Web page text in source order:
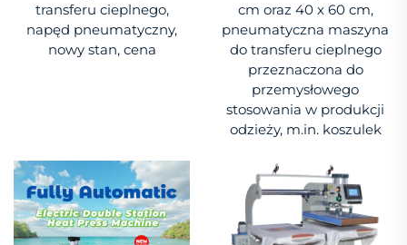
transferu cieplnego,
napęd pneumatyczny,
nowy stan, cena
cm oraz 40 x 60 cm,
pneumatyczna maszyna
do transferu cieplnego
przeznaczona do
przemysłowego
stosowania w produkcji
odzieży, m.in. koszulek